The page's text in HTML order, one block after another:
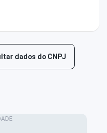
dados do CNPJ